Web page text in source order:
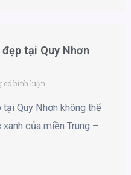
tại Quy Nhơn
có bình luận
Quy Nhơn không thể
của miền Trung –